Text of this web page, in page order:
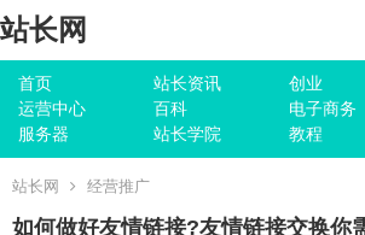
站长网
首页 站长资讯 创业
运营中心
百科 电子商务
服务器
站长学院 教程
站长网 经营推广
如何做好友情链接?友情链接交换你